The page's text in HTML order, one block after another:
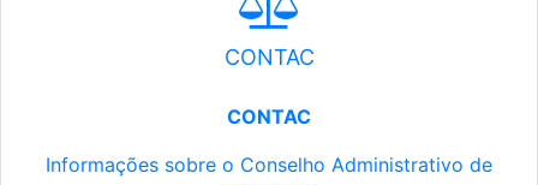
CONTAC
CONTAC
Informações sobre o Conselho Administrativo de